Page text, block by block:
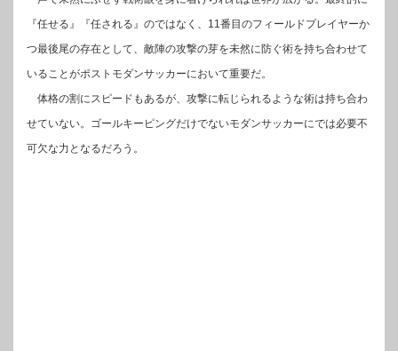
『任せる』『任される』のではなく、11番目のフィールドプレイヤーか
つ最後尾の存在として、敵陣の攻撃の芽を未然に防ぐ術を持ち合わせて
いることがポストモダンサッカーにおいて重要だ。
体格の割にスピードもあるが、攻撃に転じられるような術は持ち合わ
せていない。ゴールキーピングだけでないモダンサッカーにでは必要不
可欠な力となるだろう。